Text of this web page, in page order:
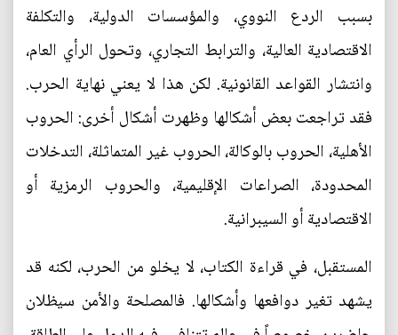
بسبب الردع النووي، والمؤسسات الدولية، والتكلفة
الاقتصادية العالية، والترابط التجاري، وتحول الرأي العام،
وانتشار القواعد القانونية. لكن هذا لا يعني نهاية الحرب.
فقد تراجعت بعض أشكالها وظهرت أشكال أخرى: الحروب
الأهلية، الحروب بالوكالة، الحروب غير المتماثلة، التدخلات
المحدودة، الصراعات الإقليمية، والحروب الرمزية أو
الاقتصادية أو السيبرانية.
المستقبل، في قراءة الكتاب، لا يخلو من الحرب، لكنه قد
يشهد تغير دوافعها وأشكالها. فالمصلحة والأمن سيظلان